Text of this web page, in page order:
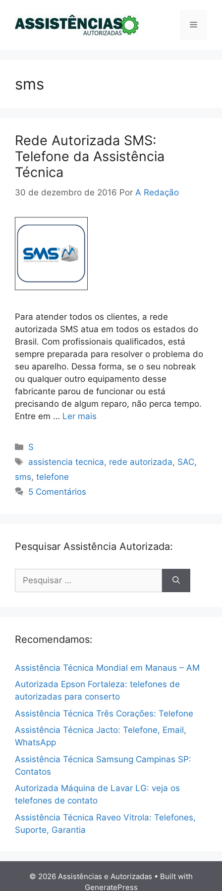
Menu
sms
Rede Autorizada SMS:
Telefone da Assistência
Técnica
30 de dezembro de 2016 Por A Redação
Para atender todos os clientes, a rede
autorizada SMS atua em todos os estados do
Brasil. Com profissionais qualificados, está
sempre preparada para resolver o problema do
seu aparelho. Dessa forma, se o seu nobreak
ou qualquer outro equipamento desse
fabricante parou de funcionar ou está
precisando de algum reparo, não perca tempo.
Entre em … Ler mais
Categorias
S
Tags
assistencia tecnica, rede autorizada, SAC,
sms, telefone
5 Comentários
Pesquisar Assistência Autorizada:
por:
Recomendamos:
Assistência Técnica Mondial em Manaus – AM
Autorizada Epson Fortaleza: telefones de
autorizadas para conserto
Assistência Técnica Três Corações: Telefone
Assistência Técnica Jacto: Telefone, Email,
WhatsApp
Assistência Técnica Samsung Campinas SP:
Contatos
Autorizada Máquina de Lavar LG: veja os
telefones de contato
Assistência Técnica Raveo Vitrola: Telefones,
Suporte, Garantia
© 2026 Assistências e Autorizadas • Built with
GeneratePress